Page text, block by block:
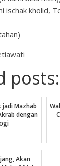
ischak kholid,
posts:
jadi Mazhab
dengan
Akan